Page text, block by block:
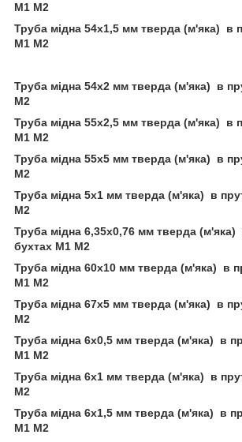
М1 М2
Труба мідна 54х1,5 мм тверда (м'яка) в
М1 М2
Труба мідна 54х2 мм тверда (м'яка) в
М2
Труба мідна 55х2,5 мм тверда (м'яка) в
М1 М2
Труба мідна 55х5 мм тверда (м'яка) в
М2
Труба мідна 5х1 мм тверда (м'яка) в
М2
Труба мідна 6,35х0,76 мм тверда (м'яка)
бухтах М1 М2
Труба мідна 60х10 мм тверда (м'яка) в
М1 М2
Труба мідна 67х5 мм тверда (м'яка) в
М2
Труба мідна 6х0,5 мм тверда (м'яка) в
М1 М2
Труба мідна 6х1 мм тверда (м'яка) в
М2
Труба мідна 6х1,5 мм тверда (м'яка) в
М1 М2